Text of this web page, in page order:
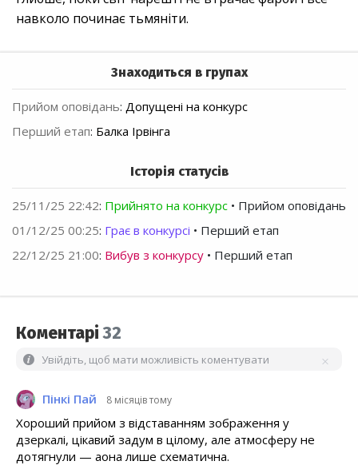
навколо починає тьмяніти.
Знаходиться в групах
Прийом оповідань: Допущені на конкурс
Перший етап: Балка Ірвінга
Історія статусів
25/11/25 22:42: Прийнято на конкурс • Прийом оповідань
01/12/25 00:25: Грає в конкурсі • Перший етап
22/12/25 21:00: Вибув з конкурсу • Перший етап
Коментарі32
Увійдіть, щоб мати можливість коментувати
Пінкі Пай 8 місяців тому
Хороший прийом з відставанням зображення у
дзеркалі, цікавий задум в цілому, але атмосферу не
дотягнули — аона лише схематична.